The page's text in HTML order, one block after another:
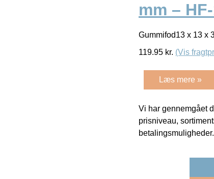
mm –
Gummifod13 x 13 x
119.95 kr. (Vis
Læs mere »
Vi har gennemgået
prisniveau,
betalingsmuligheder.